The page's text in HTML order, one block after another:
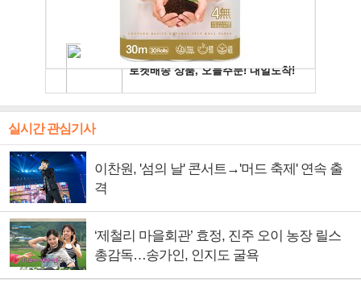
실시간 관심기사
이찬원, '섬의 날' 콘서트→'머드 축제' 연속 출
격
‘제철리 마을회관’ 효정, 진주 오이 농장 릴스
총감독…송가인, 인지도 굴욕